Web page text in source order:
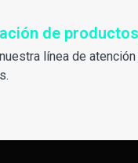
de
línea de